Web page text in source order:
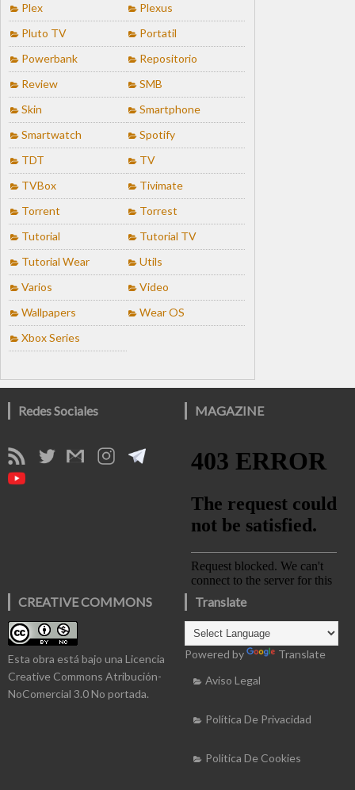
Plex
Plexus
Pluto TV
Portatil
Powerbank
Repositorio
Review
SMB
Skin
Smartphone
Smartwatch
Spotify
TDT
TV
TVBox
Tivimate
Torrent
Torrest
Tutorial
Tutorial TV
Tutorial Wear
Utils
Varios
Video
Wallpapers
Wear OS
Xbox Series
Redes Sociales MAGAZINE
CREATIVE COMMONS
Esta obra está bajo una Licencia
Creative Commons Atribución-
NoComercial 3.0 No portada.
Translate
Powered by
Translate
Aviso Legal
Política De Privacidad
Politica De Cookies